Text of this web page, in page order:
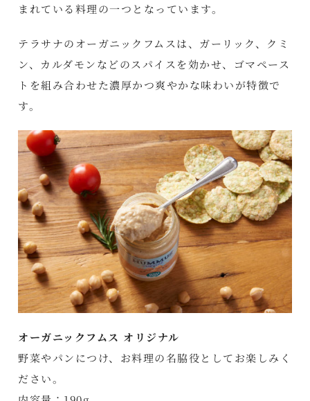
まれている料理の一つとなっています。
テラサナのオーガニックフムスは、ガーリック、クミ
ン、カルダモンなどのスパイスを効かせ、ゴマペース
トを組み合わせた濃厚かつ爽やかな味わいが特徴で
す。
オーガニックフムス オリジナル
野菜やパンにつけ、お料理の名脇役としてお楽しみく
ださい。